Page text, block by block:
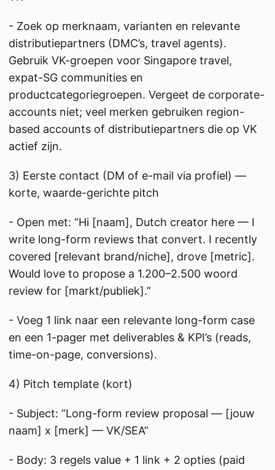
- Zoek op merknaam, varianten en relevante
distributiepartners (DMC’s, travel agents).
Gebruik VK-groepen voor Singapore travel,
expat-SG communities en
productcategoriegroepen. Vergeet de corporate-
accounts niet; veel merken gebruiken region-
based accounts of distributiepartners die op VK
actief zijn.
3) Eerste contact (DM of e-mail via profiel) —
korte, waarde-gerichte pitch
- Open met: “Hi [naam], Dutch creator here — I
write long-form reviews that convert. I recently
covered [relevant brand/niche], drove [metric].
Would love to propose a 1.200–2.500 woord
review for [markt/publiek].”
- Voeg 1 link naar een relevante long-form case
en een 1-pager met deliverables & KPI’s (reads,
time-on-page, conversions).
4) Pitch template (kort)
- Subject: “Long-form review proposal — [jouw
naam] x [merk] — VK/SEA”
- Body: 3 regels value + 1 link + 2 opties (paid